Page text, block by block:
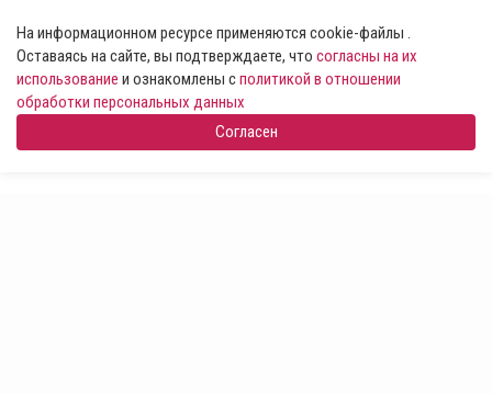
На информационном ресурсе применяются cookie-файлы .
Оставаясь на сайте, вы подтверждаете, что согласны на их
использование и ознакомлены сполитикой в отношении
обработки персональных данных
Согласен